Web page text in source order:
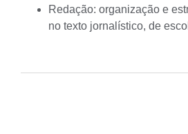
Redação: organização e
no texto jornalístico, de